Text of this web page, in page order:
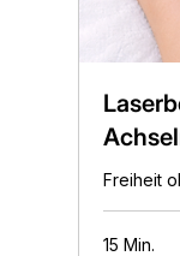
Freiheit
15 Min.